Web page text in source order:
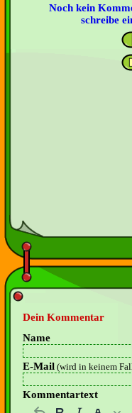
Noch kein
schreibe
Dein Kommentar
Name
E-Mail (wird in keinem
Kommentartext